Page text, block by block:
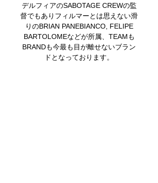
デルフィアのSABOTAGE CREWの監
督でもありフィルマーとは思えない滑
りのBRIAN PANEBIANCO, FELIPE
BARTOLOMEなどが所属、TEAMも
BRANDも今最も目が離せないブラン
ドとなっております。